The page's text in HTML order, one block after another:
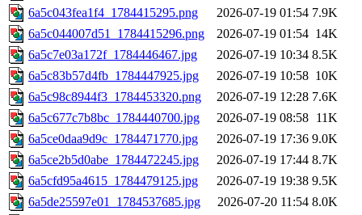
6a5c043fea1f4_1784415295.png
2026-07-19 01:54 7.9K
6a5c044007d51_1784415296.png
2026-07-19 01:54 14K
6a5c7e03a172f_1784446467.jpg
2026-07-19 10:34 8.5K
6a5c83b57d4fb_1784447925.jpg
2026-07-19 10:58 10K
6a5c98c8944f3_1784453320.png
2026-07-19 12:28 7.6K
6a5c677c7b8bc_1784440700.jpg
2026-07-19 08:58 11K
6a5ce0daa9d9c_1784471770.jpg
2026-07-19 17:36 9.0K
6a5ce2b5d0abe_1784472245.jpg
2026-07-19 17:44 8.7K
6a5cfd95a4615_1784479125.jpg
2026-07-19 19:38 9.5K
6a5de25597e01_1784537685.jpg
2026-07-20 11:54 8.0K